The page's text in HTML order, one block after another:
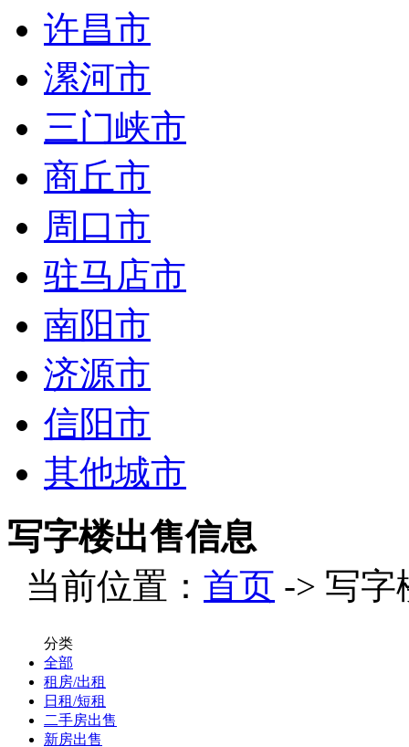
许昌市
漯河市
三门峡市
商丘市
周口市
驻马店市
南阳市
济源市
信阳市
其他城市
写字楼出售信息
当前位置： 首页 -> 写字
分类
全部
租房/出租
日租/短租
二手房出售
新房出售